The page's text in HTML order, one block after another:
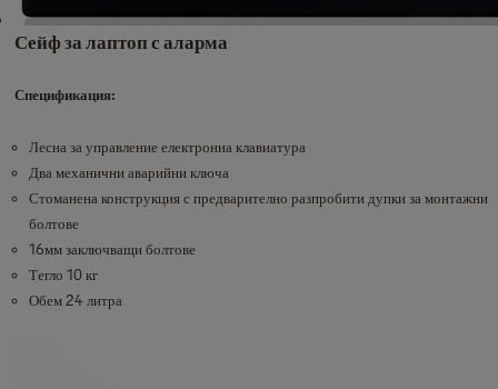
Сейф за лаптоп с аларма
Спецификация:
Лесна за управление електронна клавиатура
Два механични аварийни ключа
Стоманена конструкция с предварително разпробити дупки за монтажни
болтове
16мм заключващи болтове
Тегло 10 кг
Обем 24 литра